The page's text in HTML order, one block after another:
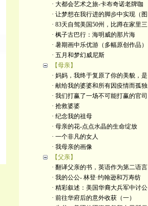
· 大都会艺术之旅-卡布奇诺老牌咖
· 让梦想在我行进的脚步中实现（图
· 83天自驾美国50州，比蹲在家里三
· 枫子古巴行：海明威的那片海
· 暑期画中乐优游（多幅原创作品）
· 五月和梦幻威尼斯
【母亲】
· 妈妈，我终于复原了你的美貌，是
· 献给我的婆婆和所有因疫情而孤独
· 我们打赢了一场不可能打赢的官司
· 抢救婆婆
· 纪念我的祖母
· 母亲的花-点点水晶的生命绽放
· 一个非凡的女人
· 我母亲的画像
【父亲】
· 翻译父亲的书，英语作为第二语言
· 我的公公- 林登·约翰逊和万寿纺
· 精彩叙述：美国华裔大兵军中讨公
· 前往华府后的意外收获（一）